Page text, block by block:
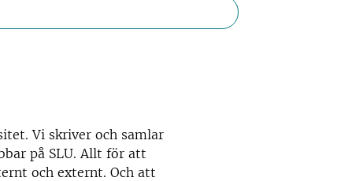
Vi skriver och samlar
på SLU. Allt för att
och externt. Och att